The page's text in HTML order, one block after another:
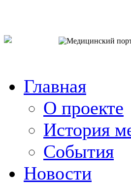
Главная
О проекте
История
События
Новости